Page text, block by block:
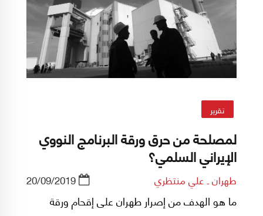
تقرير
لمصلحة من حرق ورقة البرنامج النووي
الإيراني السلمي؟
طهران ـ علي منتظري 20/09/2019
ما هو الهدف من إصرار طهران على إقحام ورقة